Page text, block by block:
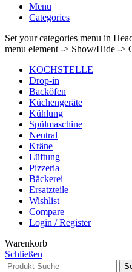
Menu
Categories
Set your categories menu in
menu element -> Show/Hide ->
KOCHSTELLE
Drop-in
Backöfen
Küchengeräte
Kühlung
Spülmaschine
Neutral
Kräne
Lüftung
Pizzeria
Bäckerei
Ersatzteile
Wishlist
Compare
Login / Register
Warenkorb
Schließen